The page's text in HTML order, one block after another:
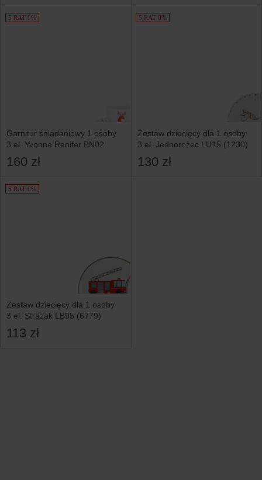
5 RAT 0%
Garnitur śniadaniowy 1 osoby
3 el. Yvonne Renifer BN02
160 zł
5 RAT 0%
Zestaw dziecięcy dla 1 osoby
3 el. Jednorożec LU15 (1230)
130 zł
5 RAT 0%
Zestaw dziecięcy dla 1 osoby
3 el. Strażak LB95 (6779)
113 zł